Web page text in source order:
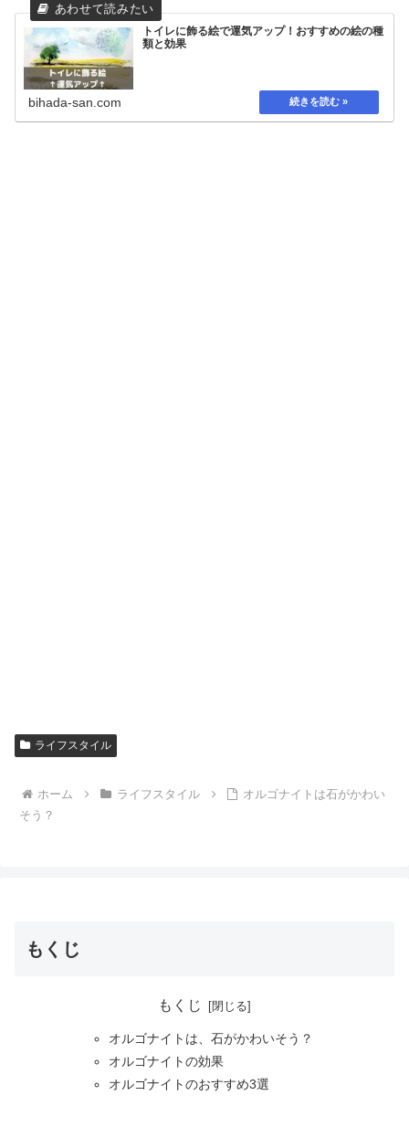
トイレに飾る絵で運気アップ！おすすめの絵の種
類と効果
bihada-san.com
ライフスタイル
ホーム ライフスタイル
オルゴナイトは石がかわい
そう？
もくじ
もくじ
オルゴナイトは、石がかわいそう？
オルゴナイトの効果
オルゴナイトのおすすめ3選